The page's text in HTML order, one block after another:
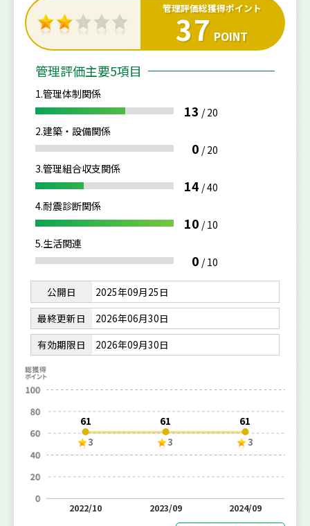
管理評価総獲得ポイント
37 POINT
管理評価主要5項目
1.管理体制関係
13 /20
2.建築・設備関係
0 /20
3.管理組合収支関係
14 /40
4.耐震診断関係
10 /10
5.生活関連
0 /10
公開日
2025年09月25日
最終更新日
2026年06月30日
有効期限日
2026年09月30日
61
3
2022/10
61
3
2023/09
61
3
2024/09